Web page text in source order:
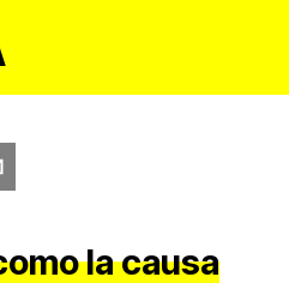
la causa